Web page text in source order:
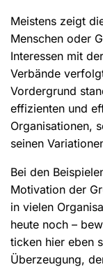
Meistens zeigt
Menschen oder
Interessen mit
Verbände
Vordergrund
effizienten und
Organisationen,
seinen
Bei den
Motivation der
in vielen
heute noch –
ticken hier eben
Überzeugung,